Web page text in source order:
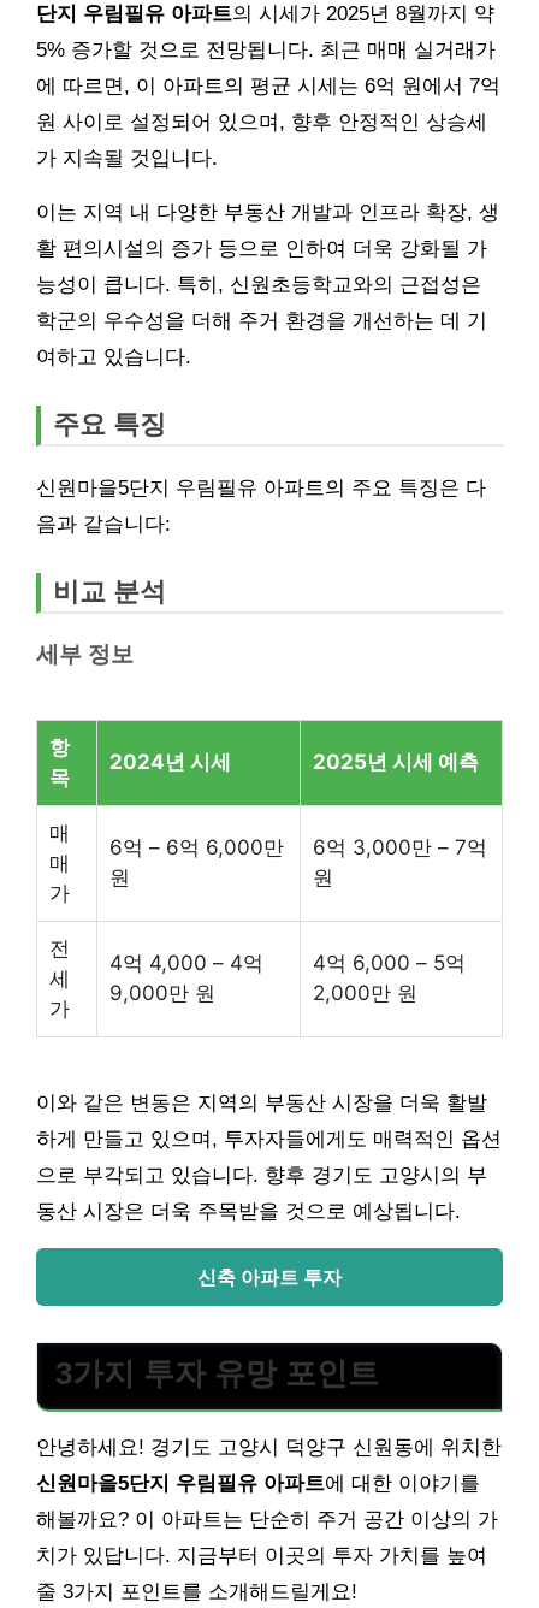
단지 우림필유 아파트의 시세가 2025년 8월까지 약
5% 증가할 것으로 전망됩니다. 최근 매매 실거래가
에 따르면, 이 아파트의 평균 시세는 6억 원에서 7억
원 사이로 설정되어 있으며, 향후 안정적인 상승세
가 지속될 것입니다.
이는 지역 내 다양한 부동산 개발과 인프라 확장, 생
활 편의시설의 증가 등으로 인하여 더욱 강화될 가
능성이 큽니다. 특히, 신원초등학교와의 근접성은
학군의 우수성을 더해 주거 환경을 개선하는 데 기
여하고 있습니다.
주요 특징
신원마을5단지 우림필유 아파트의 주요 특징은 다
음과 같습니다:
비교 분석
세부 정보
항
목
2024년 시세 2025년 시세 예측
매
매
가
6억 – 6억 6,000만
원
6억 3,000만 – 7억
원
전
세
가
4억 4,000 – 4억
9,000만 원
4억 6,000 – 5억
2,000만 원
이와 같은 변동은 지역의 부동산 시장을 더욱 활발
하게 만들고 있으며, 투자자들에게도 매력적인 옵션
으로 부각되고 있습니다. 향후 경기도 고양시의 부
동산 시장은 더욱 주목받을 것으로 예상됩니다.
신축 아파트 투자
3가지 투자 유망 포인트
안녕하세요! 경기도 고양시 덕양구 신원동에 위치한
신원마을5단지 우림필유 아파트에 대한 이야기를
해볼까요? 이 아파트는 단순히 주거 공간 이상의 가
치가 있답니다. 지금부터 이곳의 투자 가치를 높여
줄 3가지 포인트를 소개해드릴게요!